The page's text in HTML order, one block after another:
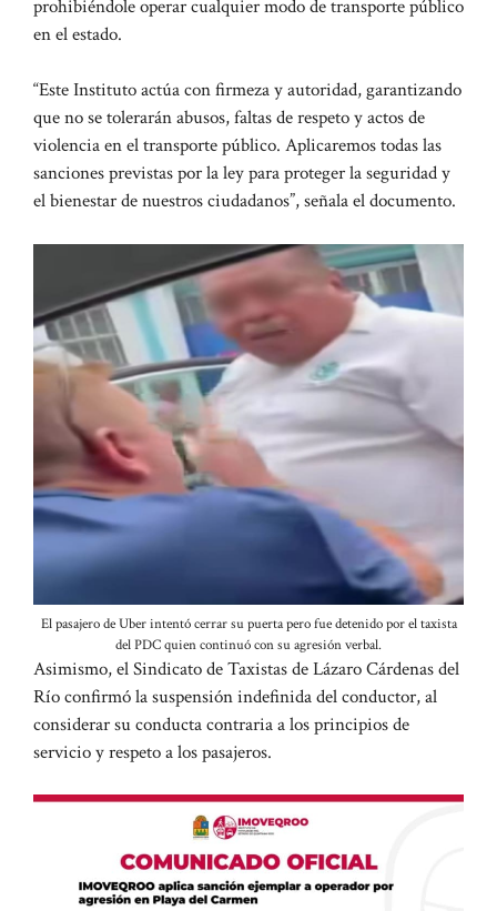
prohibiéndole operar cualquier modo de transporte público
en el estado.
“Este Instituto actúa con firmeza y autoridad, garantizando
que no se tolerarán abusos, faltas de respeto y actos de
violencia en el transporte público. Aplicaremos todas las
sanciones previstas por la ley para proteger la seguridad y
el bienestar de nuestros ciudadanos”, señala el documento.
El pasajero de Uber intentó cerrar su puerta pero fue detenido por el taxista
del PDC quien continuó con su agresión verbal.
Asimismo, el Sindicato de Taxistas de Lázaro Cárdenas del
Río confirmó la suspensión indefinida del conductor, al
considerar su conducta contraria a los principios de
servicio y respeto a los pasajeros.